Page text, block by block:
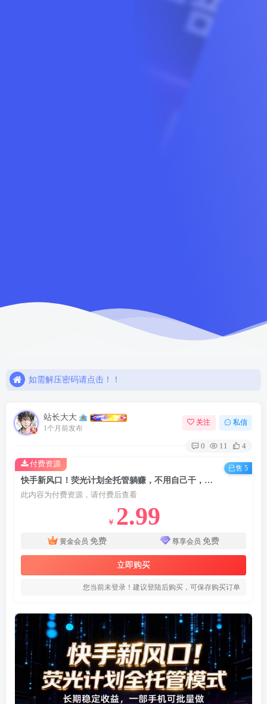
如需解压密码请点击！！
如需解压密码请点击！！
站长大大
1个月前发布
关注 私信
0 11 4
快手新风口！荧光计划全托管躺赚，不用自己干，批量操作月入3W+
此内容为付费资源，请付费后查看
￥ 2.99
黄金会员 免费 尊享会员 免费
立即购买
您当前未登录！建议登陆后购买，可保存购买订单
付费资源
已售 5